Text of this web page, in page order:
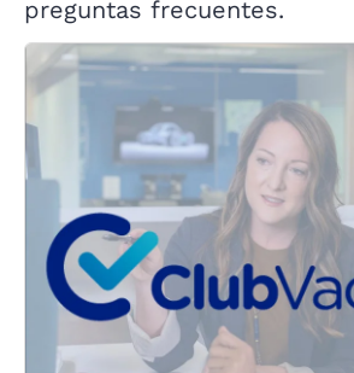
preguntas frecuentes.